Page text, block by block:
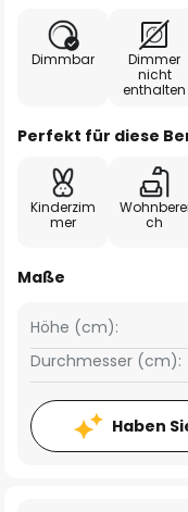
Dimmbar
Dimmer
nicht
enthalten
Perfekt für diese
Kinderzim
mer
Wohnberei
ch
Maße
Höhe (cm):
Durchmesser (cm):
Haben